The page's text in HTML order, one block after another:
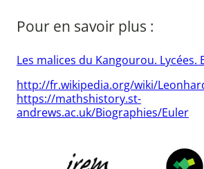
Pour en savoir plus :
Les malices du Kangourou. Lycées.
http://fr.wikipedia.org/wiki/
https://mathshistory.st-
andrews.ac.uk/Biographies/Euler